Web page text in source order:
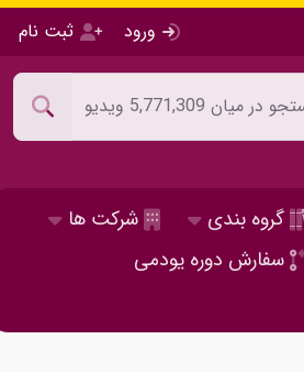
ورود ثبت نام
گروه بندی
شرکت ها
سفارش دوره یودمی